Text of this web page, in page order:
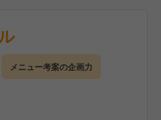
（クオリティ・サー
店・複数店舗管理店長な
務も担当
回の採用はここからスタ
メニュー考案の企画力